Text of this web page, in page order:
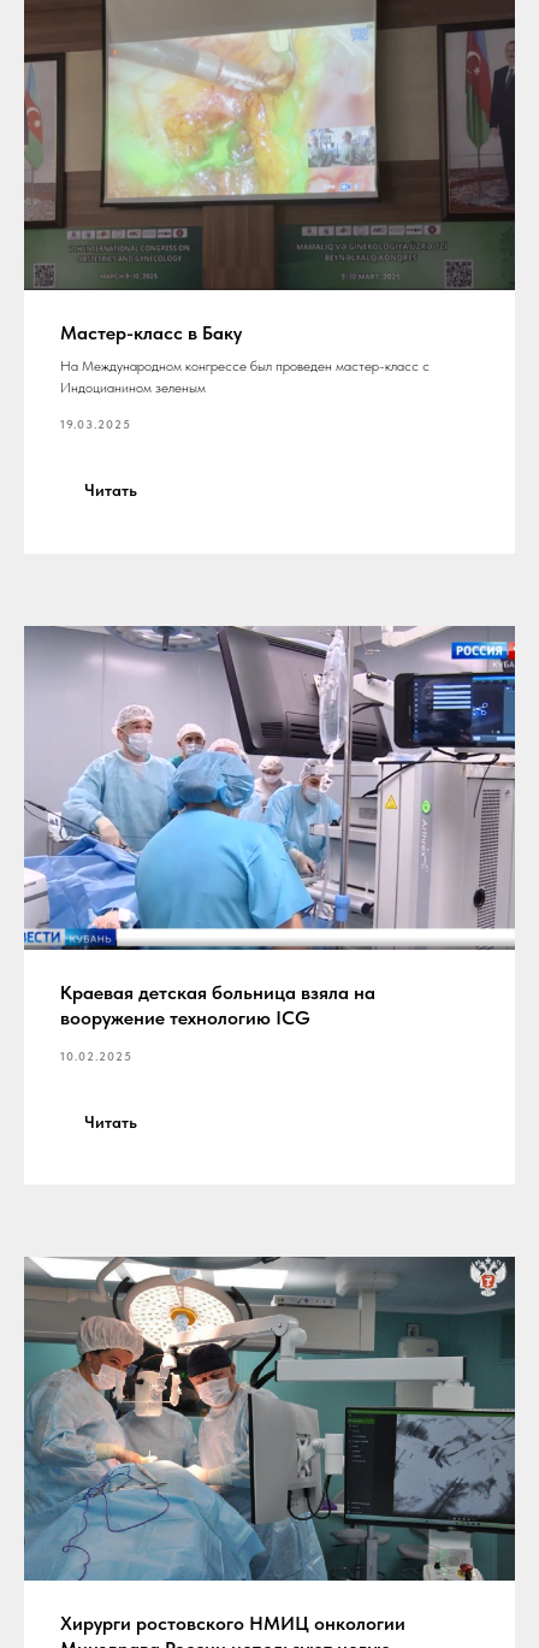
Мастер-класс в Баку
На Международном конгрессе был проведен мастер-класс с
Индоцианином зеленым
19.03.2025
Читать
Краевая детская больница взяла на
вооружение технологию ICG
10.02.2025
Читать
Хирурги ростовского НМИЦ онкологии